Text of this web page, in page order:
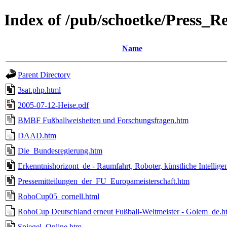
Index of /pub/schoetke/
Name
Parent Directory
3sat.php.html
2005-07-12-Heise.pdf
BMBF Fußballweisheiten und Forschungsfragen.htm
DAAD.htm
Die_Bundesregierung.htm
Erkenntnishorizont_de - Raumfahrt, Roboter, künstliche
Pressemitteilungen_der_FU_Europameisterschaft.htm
RoboCup05_cornell.html
RoboCup Deutschland erneut Fußball-Weltmeister -